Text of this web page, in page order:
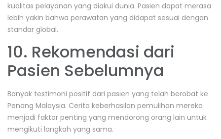
kualitas pelayanan yang diakui dunia. Pasien dapat merasa
lebih yakin bahwa perawatan yang didapat sesuai dengan
standar global.
10. Rekomendasi dari
Pasien Sebelumnya
Banyak testimoni positif dari pasien yang telah berobat ke
Penang Malaysia. Cerita keberhasilan pemulihan mereka
menjadi faktor penting yang mendorong orang lain untuk
mengikuti langkah yang sama.